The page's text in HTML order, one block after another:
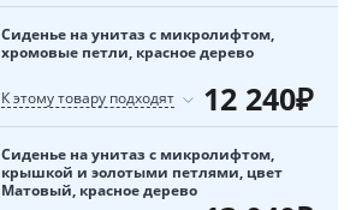
Сиденье на унитаз с микролифтом,
хромовые петли, красное дерево
К этому товару подходят 12 240₽
Сиденье на унитаз с микролифтом,
крышкой и эолотыми петлями, цвет
Матовый, красное дерево